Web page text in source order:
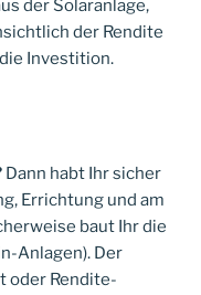
der Solaranlage,
der Rendite
Investition.
Dann habt Ihr sicher
Errichtung und am
baut Ihr die
Anlagen). Der
oder Rendite-